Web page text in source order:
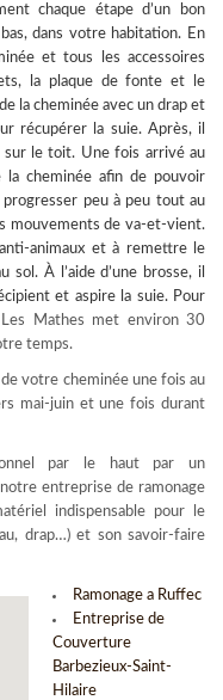
chaque étape d’un bon
dans votre habitation. En
et tous les accessoires
la plaque de fonte et le
la cheminée avec un drap et
récupérer la suie. Après, il
sur le toit. Une fois arrivé au
cheminée afin de pouvoir
peu à peu tout au
mouvements de va-et-vient.
animaux et à remettre le
sol. À l’aide d’une brosse, il
et aspire la suie. Pour
Mathes met environ 30
temps.
votre cheminée une fois au
mai-juin et une fois durant
par le haut par un
entreprise de ramonage
indispensable pour le
drap…) et son savoir-faire
Ramonage a Ruffec
Entreprise de
Couverture
Barbezieux-Saint-
Hilaire